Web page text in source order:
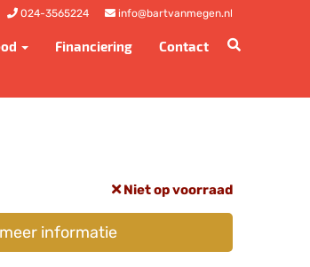
024-3565224 info@bartvanmegen.nl
Financiering Contact
Niet op voorraad
informatie